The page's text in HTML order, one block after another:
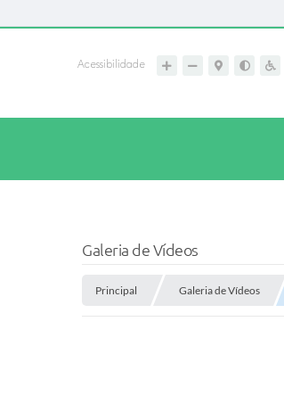
Acessibilidade
Galeria de Vídeos
Principal Galeria de Vídeos